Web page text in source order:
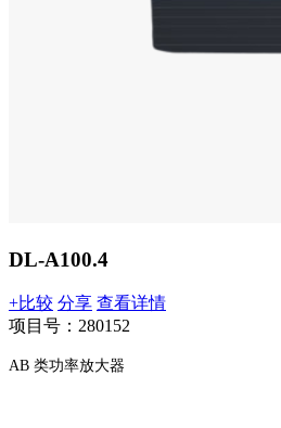
DL-A100.4
+比较 分享 查看详情
项目号：280152
AB 类功率放大器